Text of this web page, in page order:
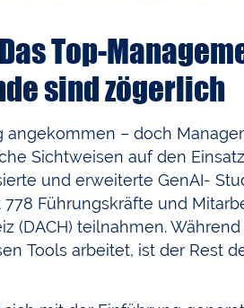
Top-
sind zögerlich
angekommen – doch
Sichtweisen auf den
und erweiterte GenAI-
Führungskräfte und
(DACH) teilnahmen.
Tools arbeitet, ist der Rest